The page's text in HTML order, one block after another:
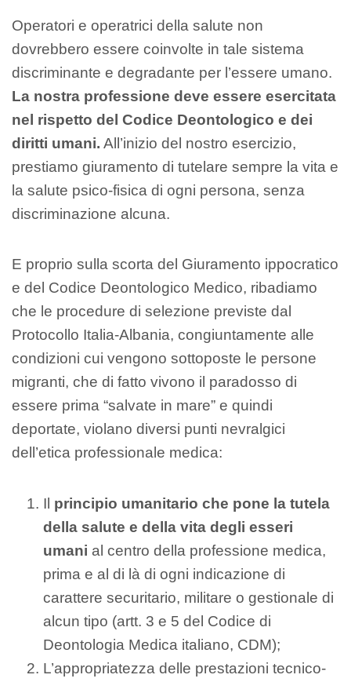
Operatori e operatrici della salute non
dovrebbero essere coinvolte in tale sistema
discriminante e degradante per l’essere umano.
La nostra professione deve essere esercitata
nel rispetto del Codice Deontologico e dei
diritti umani. All’inizio del nostro esercizio,
prestiamo giuramento di tutelare sempre la vita e
la salute psico-fisica di ogni persona, senza
discriminazione alcuna.
E proprio sulla scorta del Giuramento ippocratico
e del Codice Deontologico Medico, ribadiamo
che le procedure di selezione previste dal
Protocollo Italia-Albania, congiuntamente alle
condizioni cui vengono sottoposte le persone
migranti, che di fatto vivono il paradosso di
essere prima “salvate in mare” e quindi
deportate, violano diversi punti nevralgici
dell’etica professionale medica:
Il principio umanitario che pone la tutela
della salute e della vita degli esseri
umani al centro della professione medica,
prima e al di là di ogni indicazione di
carattere securitario, militare o gestionale di
alcun tipo (artt. 3 e 5 del Codice di
Deontologia Medica italiano, CDM);
L’appropriatezza delle prestazioni tecnico-